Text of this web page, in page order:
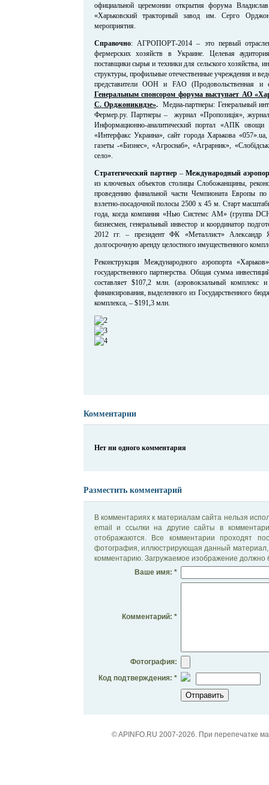
официальной церемонии открытия форума
«Харьковский тракторный завод им. Серго
мероприятия.
Справочно: АГРОПОРТ-2014 – это первый
фермерских хозяйств в Украине. Целевая
поставщики сырья и техники для сельского хозяйства,
структуры, профильные отечественные учреждения и
представители ООН и FAO (Продовольственная и
Генеральным спонсором форума выступает АО
С. Орджоникидзе».Медиа-партнеры: Генеральный
Фермер.ру. Партнеры – журнал «Пропозиція»,
Информационно-аналитический портал «АПК
«Интерфакс Украина», сайт города Харькова
газеты -«Бизнес», «Агроснаб», «Аграрник»,
село».
Стратегический партнер– Международный
из ключевых объектов столицы Слобожанщины,
проведению финальной части Чемпионата Европы
взлетно-посадочной полосы 2500 х 45 м. Старт
года, когда компания «Нью Системс АМ» (группа
бизнесмен, генеральный инвестор и координатор
2012 гг. – президент ФК «Металлист» Александр
долгосрочную аренду целостного имущественного
Реконструкция Международного аэропорта
государственного партнерства. Общая сумма
составляет $107,2 млн. (аэровокзальный комплекс
финансирования, выделенного из Государственного
комплекса, – $191,3 млн.
Комментарии
Нет ни одного комментария
Разместить комментарий
В комментариях к материалам сайта нельзя
email и ссылки на другие сайты в
отображаются. Все комментарии проходят
фотография, иллюстрирующая данный материал,
комментарию. Загружаемое изображение должно
Ваше имя: *
Комментарий: *
Фотография:
Код подтверждения: *
© APINFO.RU 2007-2026. При перепечатке